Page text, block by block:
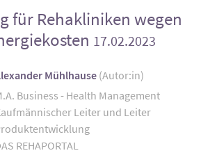
für Rehakliniken wegen
17.02.2023
Mühlhause (Autor:in)
Business - Health Management
Leiter und Leiter
REHAPORTAL